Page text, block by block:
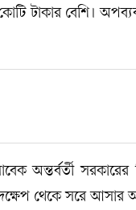
টাকার বেশি।
অন্তর্বর্তী
থেকে সরে আসার